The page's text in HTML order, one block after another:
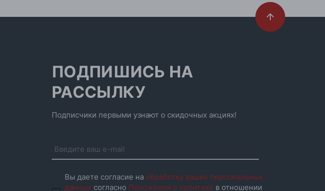
ПОДПИШИСЬ НА
РАССЫЛКУ
Подписчики первыми узнают о скидочных акциях!
Вы даете согласие на обработку ваших персональных
данных согласно Положения о политике в отношении